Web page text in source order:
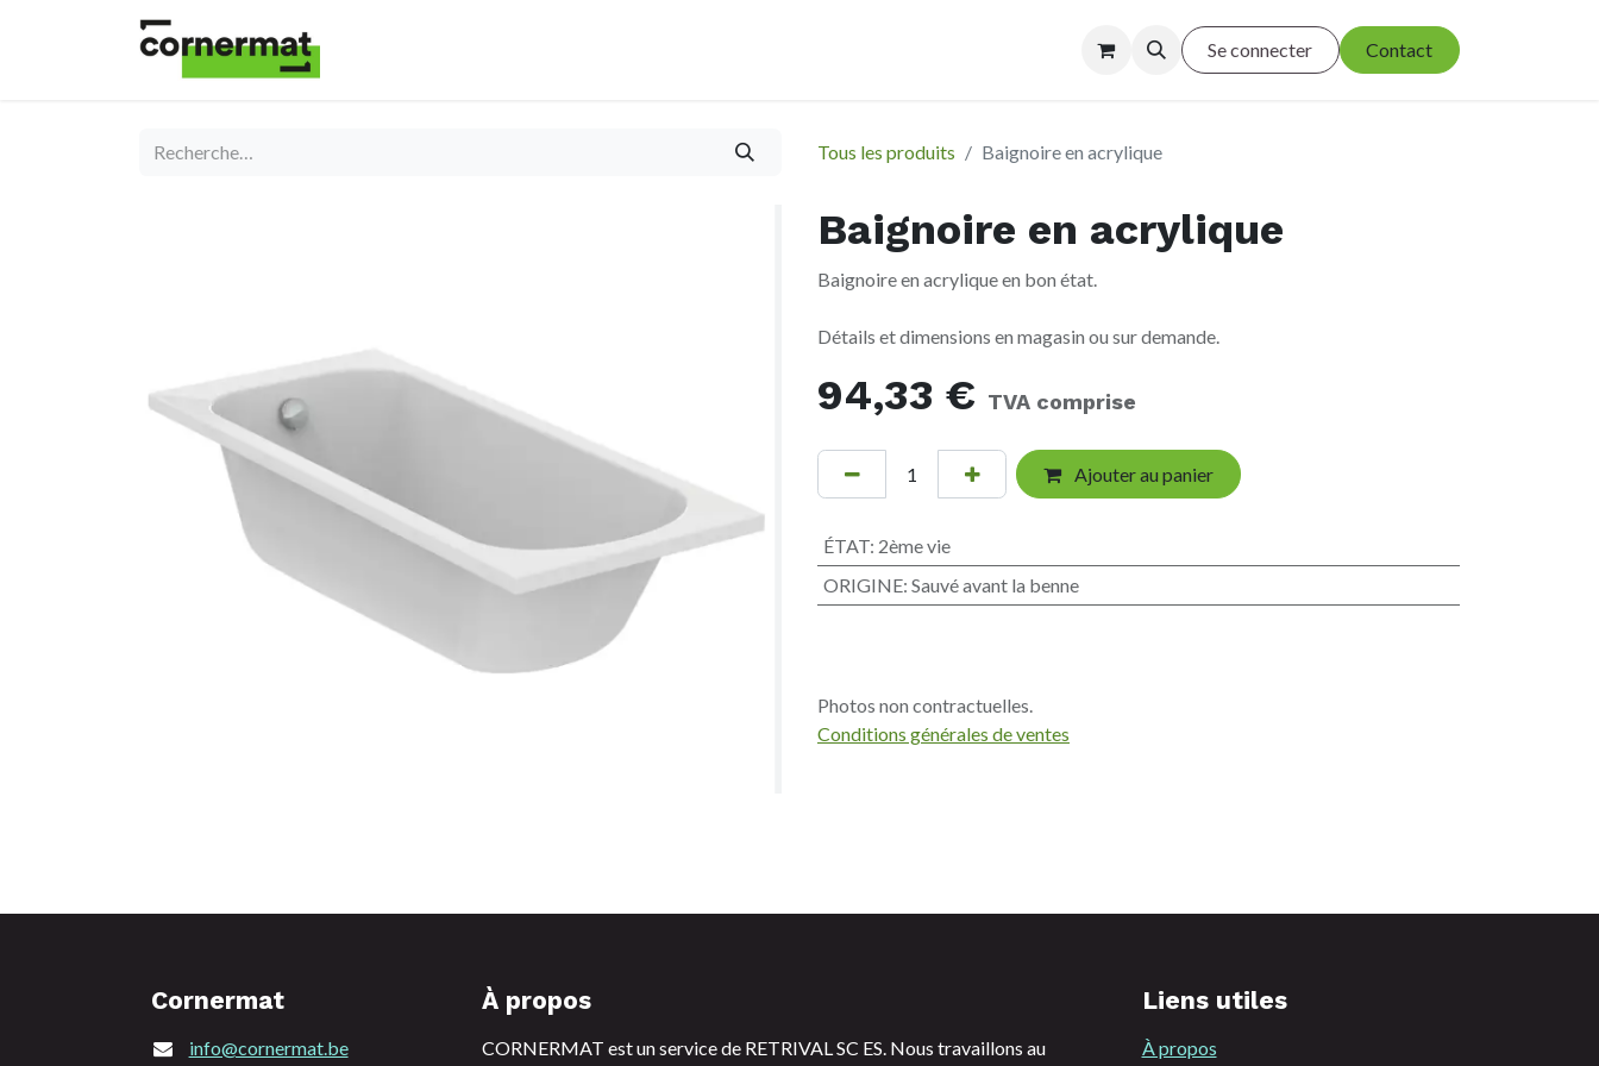
Se connecter Contact
Tous les produits Baignoire en acrylique
Baignoire en acrylique
Baignoire en acrylique en bon état.
Détails et dimensions en magasin ou sur demande.
94,33 € TVA comprise
Ajouter au panier
ÉTAT: 2ème vie
ORIGINE: Sauvé avant la benne
Photos non contractuelles.
Conditions générales de ventes
Cornermat
info@cornermat.be
À propos
CORNERMAT est un service de RETRIVAL SC ES. Nous travaillons au
Liens utiles
À propos